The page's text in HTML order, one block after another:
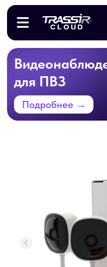
Видеонаблюдение
для ПВЗ
Подробнее →